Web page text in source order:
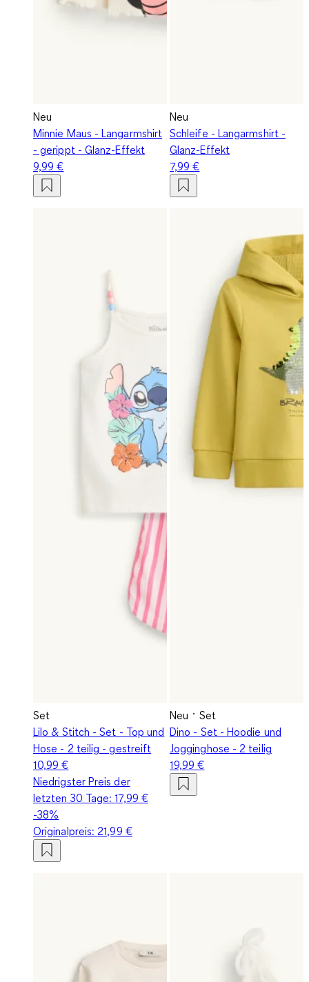
Neu
Minnie Maus - Langarmshirt
- gerippt - Glanz-Effekt
9,99 €
Neu
Schleife - Langarmshirt -
Glanz-Effekt
7,99 €
Set
Lilo & Stitch - Set - Top und
Hose - 2 teilig - gestreift
10,99 €
Niedrigster Preis der
letzten 30 Tage:17,99 €
-38%
Originalpreis: 21,99 €
Neu
Set
Dino - Set - Hoodie und
Jogginghose - 2 teilig
19,99 €